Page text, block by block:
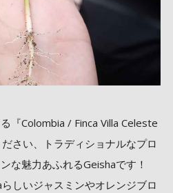
『Colombia / Finca Villa Celeste
さい、トラディショナルなプロ
な魅力あふれるGeishaです！
しいジャスミンやオレンジブロ